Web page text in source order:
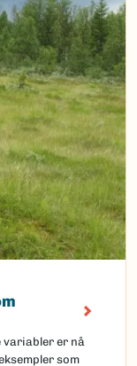
variabler er nå
som